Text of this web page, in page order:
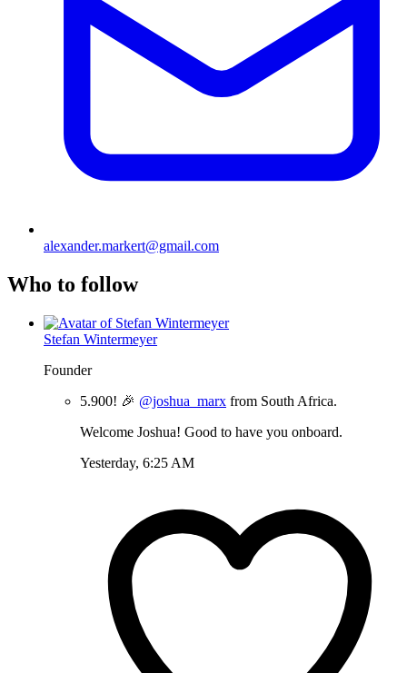
alexander.markert@gmail.com
Who to follow
Stefan Wintermeyer
Founder
5.900! 🎉 @joshua_marx from South Africa.
Welcome Joshua! Good to have you onboard.
Yesterday, 6:25 AM